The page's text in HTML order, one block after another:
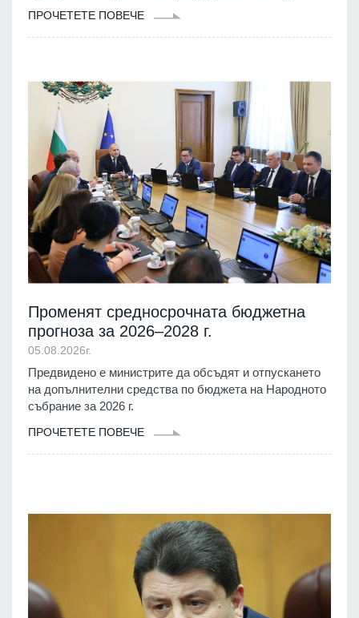
ПРОЧЕТЕТЕ ПОВЕЧЕ
Променят средносрочната бюджетна
прогноза за 2026–2028 г.
05.08.2026г.
Предвидено е министрите да обсъдят и отпускането
на допълнителни средства по бюджета на Народното
събрание за 2026 г.
ПРОЧЕТЕТЕ ПОВЕЧЕ